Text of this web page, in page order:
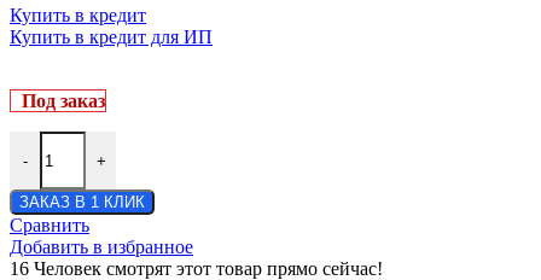
Купить в кредит
Купить в кредит для ИП
Под заказ
- +
ЗАКАЗ В 1 КЛИК
Сравнить
Добавить в избранное
16 Человек смотрят этот товар прямо сейчас!